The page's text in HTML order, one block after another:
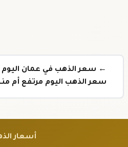
← سعر الذهب في عمان اليوم
سعر الذهب اليوم مرتفع أم
أسعار